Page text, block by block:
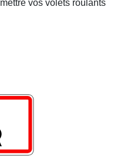
vos volets roulants